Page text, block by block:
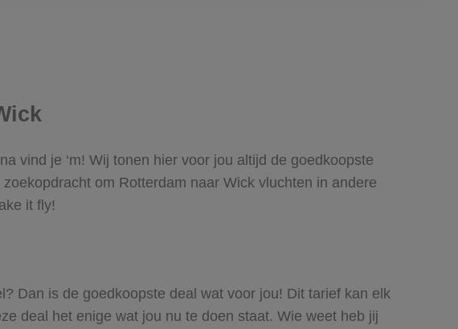
vind je ‘m! Wij tonen hier voor jou altijd de goedkoopste
om Rotterdam naar Wick vluchten in andere
it fly!
Dan is de goedkoopste deal wat voor jou! Dit tarief kan elk
deal het enige wat jou nu te doen staat. Wie weet heb jij